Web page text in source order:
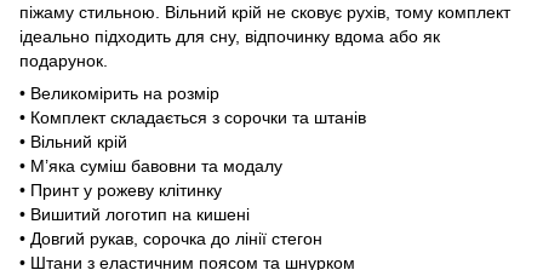
піжаму стильною. Вільний крій не сковує рухів, тому комплект
ідеально підходить для сну, відпочинку вдома або як
подарунок.
• Великомірить на розмір
• Комплект складається з сорочки та штанів
• Вільний крій
• М’яка суміш бавовни та модалу
• Принт у рожеву клітинку
• Вишитий логотип на кишені
• Довгий рукав, сорочка до лінії стегон
• Штани з еластичним поясом та шнурком